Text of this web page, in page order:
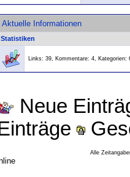
Aktuelle Informationen
Statistiken
Links: 39, Kommentare: 4, Kategorien:
Neue
Alle